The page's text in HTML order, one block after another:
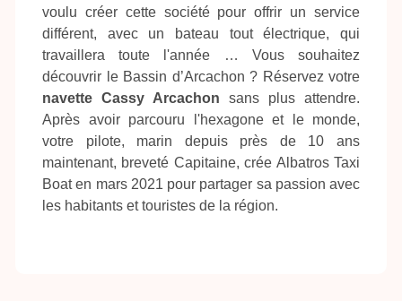
voulu créer cette société pour offrir un service
différent, avec un bateau tout électrique, qui
travaillera toute l'année … Vous souhaitez
découvrir le Bassin d’Arcachon ? Réservez votre
navette Cassy Arcachon sans plus attendre.
Après avoir parcouru l'hexagone et le monde,
votre pilote, marin depuis près de 10 ans
maintenant, breveté Capitaine, crée Albatros Taxi
Boat en mars 2021 pour partager sa passion avec
les habitants et touristes de la région.